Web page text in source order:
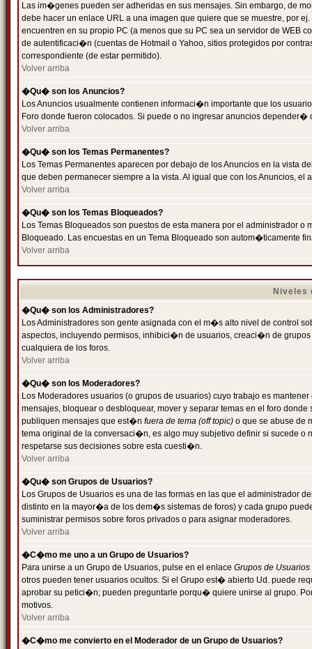
Las im�genes pueden ser adheridas en sus mensajes. Sin embargo, de
debe hacer un enlace URL a una imagen que quiere que se muestre, por
encuentren en su propio PC (a menos que su PC sea un servidor de
de autentificaci�n (cuentas de Hotmail o Yahoo, sitios protegidos por
correspondiente (de estar permitido).
Volver arriba
�Qu� son los Anuncios?
Los Anuncios usualmente contienen informaci�n importante que los
Foro donde fueron colocados. Si puede o no ingresar anuncios
Volver arriba
�Qu� son los Temas Permanentes?
Los Temas Permanentes aparecen por debajo de los Anuncios en la
que deben permanecer siempre a la vista. Al igual que con los Anuncios,
Volver arriba
�Qu� son los Temas Bloqueados?
Los Temas Bloqueados son puestos de esta manera por el administrador
Bloqueado. Las encuestas en un Tema Bloqueado son autom�ticamente
Volver arriba
Niveles
�Qu� son los Administradores?
Los Administradores son gente asignada con el m�s alto nivel de control
aspectos, incluyendo permisos, inhibici�n de usuarios, creaci�n de
cualquiera de los foros.
Volver arriba
�Qu� son los Moderadores?
Los Moderadores usuarios (o grupos de usuarios) cuyo trabajo es
mensajes, bloquear o desbloquear, mover y separar temas en el foro
publiquen mensajes que est�n fuera de tema (off topic) o que se abuse de
tema original de la conversaci�n, es algo muy subjetivo definir si sucede
respetarse sus decisiones sobre esta cuesti�n.
Volver arriba
�Qu� son Grupos de Usuarios?
Los Grupos de Usuarios es una de las formas en las que el administrador
distinto en la mayor�a de los dem�s sistemas de foros) y cada grupo
suministrar permisos sobre foros privados o para asignar moderadores.
Volver arriba
�C�mo me uno a un Grupo de Usuarios?
Para unirse a un Grupo de Usuarios, pulse en el enlace Grupos de Usuarios
otros pueden tener usuarios ocultos. Si el Grupo est� abierto Ud. puede
aprobar su petici�n; pueden preguntarle porqu� quiere unirse al grupo.
motivos.
Volver arriba
�C�mo me convierto en el Moderador de un Grupo de Usuarios?